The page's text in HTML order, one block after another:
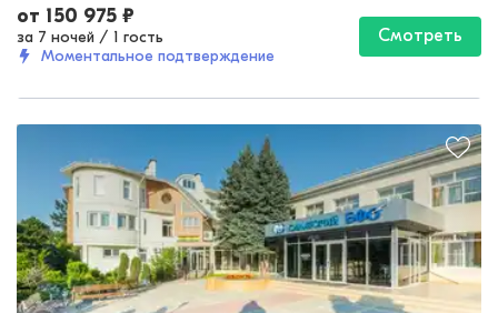
от 150 975 ₽
за 7 ночей / 1 гость
Моментальное подтверждение
Смотреть